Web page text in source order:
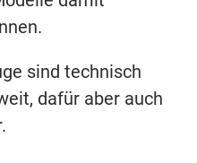
sind technisch
dafür aber auch